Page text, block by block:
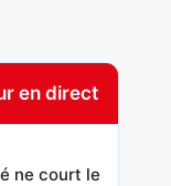
en direct
ne court le